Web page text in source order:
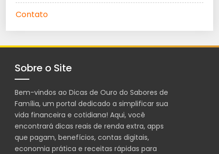
Contato
Sobre o Site
Bem-vindos ao Dicas de Ouro do Sabores de
Família, um portal dedicado a simplificar sua
vida financeira e cotidiana! Aqui, você
encontrará dicas reais de renda extra, apps
que pagam, benefícios, contas digitais,
economia prática e receitas rápidas para